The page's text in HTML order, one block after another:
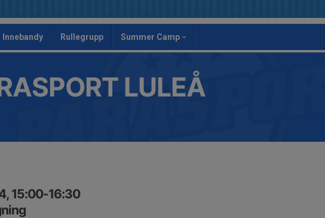
Innebandy Rullegrupp Summer Camp
LULEÅ
15:00-16:30